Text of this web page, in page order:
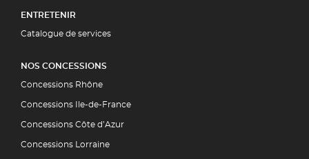
ENTRETENIR
Catalogue de services
NOS CONCESSIONS
Concessions Rhône
Concessions Ile-de-France
Concessions Côte d’Azur
Concessions Lorraine